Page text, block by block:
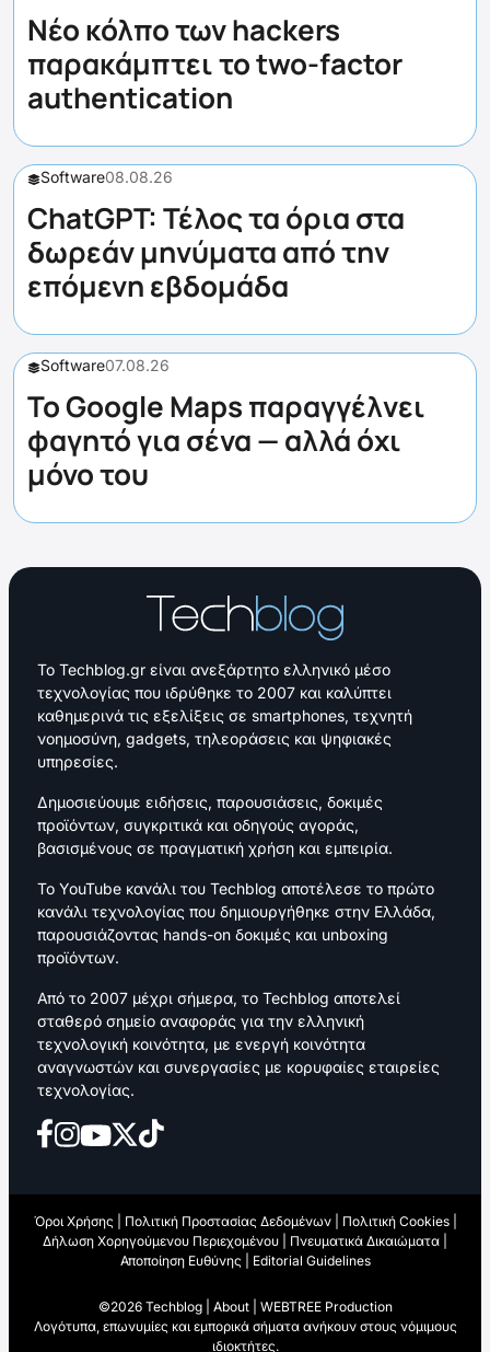
Νέο κόλπο των hackers
παρακάμπτει το two-factor
authentication
Software08.08.26
ChatGPT: Τέλος τα όρια στα
δωρεάν μηνύματα από την
επόμενη εβδομάδα
Software07.08.26
Το Google Maps παραγγέλνει
φαγητό για σένα — αλλά όχι
μόνο του
Το Techblog.gr είναι ανεξάρτητο ελληνικό μέσο
τεχνολογίας που ιδρύθηκε το 2007 και καλύπτει
καθημερινά τις εξελίξεις σε smartphones, τεχνητή
νοημοσύνη, gadgets, τηλεοράσεις και ψηφιακές
υπηρεσίες.
Δημοσιεύουμε ειδήσεις, παρουσιάσεις, δοκιμές
προϊόντων, συγκριτικά και οδηγούς αγοράς,
βασισμένους σε πραγματική χρήση και εμπειρία.
Το YouTube κανάλι του Techblog αποτέλεσε το πρώτο
κανάλι τεχνολογίας που δημιουργήθηκε στην Ελλάδα,
παρουσιάζοντας hands-on δοκιμές και unboxing
προϊόντων.
Από το 2007 μέχρι σήμερα, το Techblog αποτελεί
σταθερό σημείο αναφοράς για την ελληνική
τεχνολογική κοινότητα, με ενεργή κοινότητα
αναγνωστών και συνεργασίες με κορυφαίες εταιρείες
τεχνολογίας.
Όροι Χρήσης Πολιτική Προστασίας Δεδομένων| Πολιτική Cookies|
Δήλωση Χορηγούμενου Περιεχομένου
Πνευματικά Δικαιώματα
Αποποίηση Ευθύνης
Editorial Guidelines
©2026 Techblog | About| WEBTREE Production
Λογότυπα, επωνυμίες και εμπορικά σήματα ανήκουν στους νόμιμους
ιδιοκτήτες.